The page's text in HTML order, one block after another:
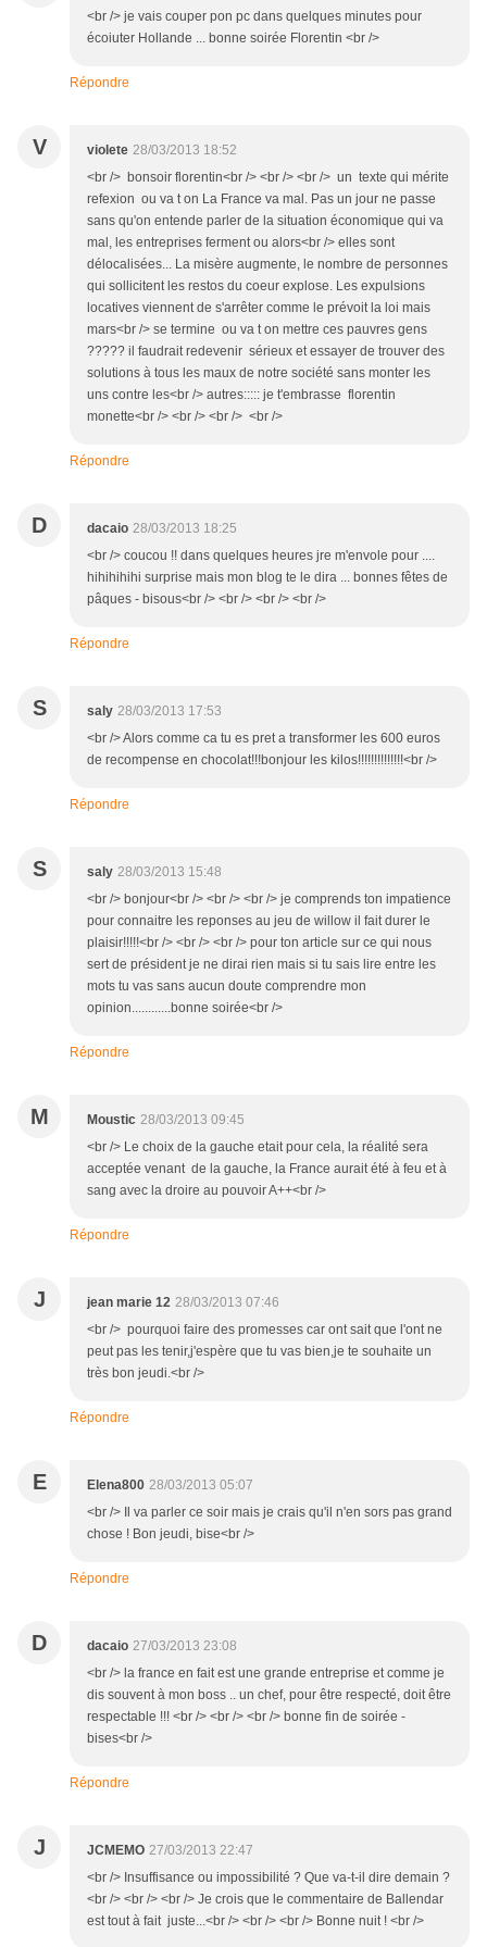
<br /> je vais couper pon pc dans quelques minutes pour
écoiuter Hollande ... bonne soirée Florentin <br />
Répondre
V violete 28/03/2013 18:52
<br /> bonsoir florentin<br /> <br /> <br /> un texte qui mérite
refexion ou va t on La France va mal. Pas un jour ne passe
sans qu'on entende parler de la situation économique qui va
mal, les entreprises ferment ou alors<br /> elles sont
délocalisées... La misère augmente, le nombre de personnes
qui sollicitent les restos du coeur explose. Les expulsions
locatives viennent de s'arrêter comme le prévoit la loi mais
mars<br /> se termine ou va t on mettre ces pauvres gens
????? il faudrait redevenir sérieux et essayer de trouver des
solutions à tous les maux de notre société sans monter les
uns contre les<br /> autres::::: je t'embrasse florentin
monette<br /> <br /> <br /> <br />
Répondre
D dacaio 28/03/2013 18:25
<br /> coucou !! dans quelques heures jre m'envole pour ....
hihihihihi surprise mais mon blog te le dira ... bonnes fêtes de
pâques - bisous<br /> <br /> <br /> <br />
Répondre
S saly 28/03/2013 17:53
<br /> Alors comme ca tu es pret a transformer les 600 euros
de recompense en chocolat!!!bonjour les kilos!!!!!!!!!!!!!!<br />
Répondre
S saly 28/03/2013 15:48
<br /> bonjour<br /> <br /> <br /> je comprends ton impatience
pour connaitre les reponses au jeu de willow il fait durer le
plaisir!!!!!<br /> <br /> <br /> pour ton article sur ce qui nous
sert de président je ne dirai rien mais si tu sais lire entre les
mots tu vas sans aucun doute comprendre mon
opinion............bonne soirée<br />
Répondre
M Moustic 28/03/2013 09:45
<br /> Le choix de la gauche etait pour cela, la réalité sera
acceptée venant de la gauche, la France aurait été à feu et à
sang avec la droire au pouvoir A++<br />
Répondre
J jean marie 12 28/03/2013 07:46
<br /> pourquoi faire des promesses car ont sait que l'ont ne
peut pas les tenir,j'espère que tu vas bien,je te souhaite un
très bon jeudi.<br />
Répondre
E Elena800 28/03/2013 05:07
<br /> Il va parler ce soir mais je crais qu'il n'en sors pas grand
chose ! Bon jeudi, bise<br />
Répondre
D dacaio 27/03/2013 23:08
<br /> la france en fait est une grande entreprise et comme je
dis souvent à mon boss .. un chef, pour être respecté, doit être
respectable !!! <br /> <br /> <br /> bonne fin de soirée -
bises<br />
Répondre
J JCMEMO 27/03/2013 22:47
<br /> Insuffisance ou impossibilité ? Que va-t-il dire demain ?
<br /> <br /> <br /> Je crois que le commentaire de Ballendar
est tout à fait juste...<br /> <br /> <br /> Bonne nuit ! <br />